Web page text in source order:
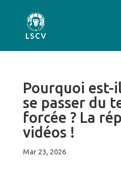
Pourquoi est-
se passer du
forcée ? La
vidéos !
Mar 23, 2026